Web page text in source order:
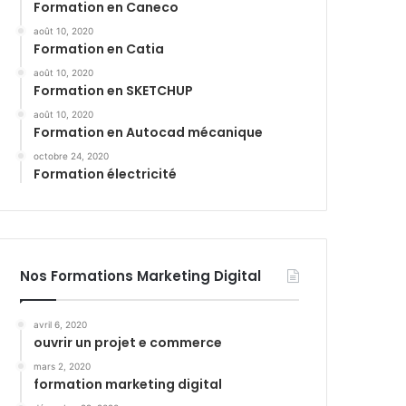
Formation en Caneco
août 10, 2020
Formation en Catia
août 10, 2020
Formation en SKETCHUP
août 10, 2020
Formation en Autocad mécanique
octobre 24, 2020
Formation électricité
Nos Formations Marketing Digital
avril 6, 2020
ouvrir un projet e commerce
mars 2, 2020
formation marketing digital